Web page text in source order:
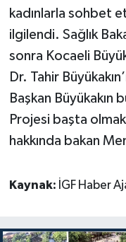
kadınlarla sohbet
ilgilendi. Sağlık
sonra Kocaeli
Dr. Tahir
Başkan
Projesi başta
hakkında bakan
Kaynak: İGF Haber